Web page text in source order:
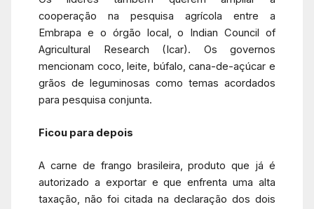
cooperação na pesquisa agrícola entre a
Embrapa e o órgão local, o Indian Council of
Agricultural Research (Icar). Os governos
mencionam coco, leite, búfalo, cana-de-açúcar e
grãos de leguminosas como temas acordados
para pesquisa conjunta.
Ficou para depois
A carne de frango brasileira, produto que já é
autorizado a exportar e que enfrenta uma alta
taxação, não foi citada na declaração dos dois